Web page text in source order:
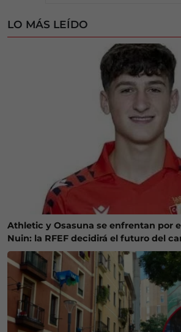
LO MÁS LEÍDO
Athletic y Osasuna se enfrentan por
Nuin: la RFEF decidirá el futuro del